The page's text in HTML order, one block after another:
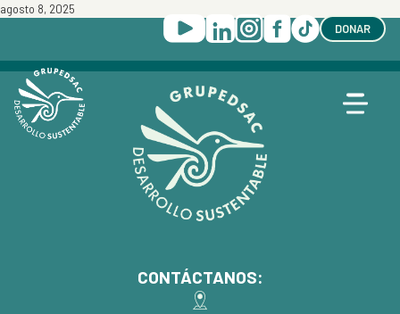
DONAR
agosto 8, 2025
CONTÁCTANOS: